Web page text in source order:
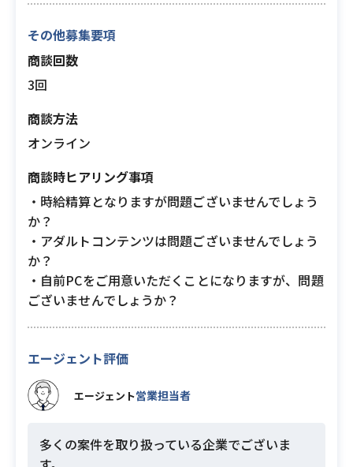
その他募集要項
商談回数
3回
商談方法
オンライン
商談時ヒアリング事項
・時給精算となりますが問題ございませんでしょう
か？
・アダルトコンテンツは問題ございませんでしょう
か？
・自前PCをご用意いただくことになりますが、問題
ございませんでしょうか？
エージェント評価
エージェント営業担当者
多くの案件を取り扱っている企業でございま